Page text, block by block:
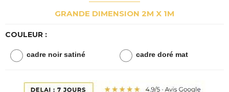
GRANDE DIMENSION 2M X 1M
COULEUR :
cadre noir satiné cadre doré mat